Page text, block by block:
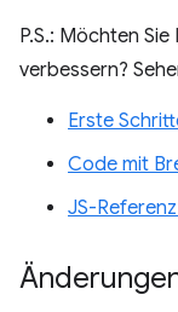
P.S.: Möchten
verbessern?
Erste
Code mit
JS-